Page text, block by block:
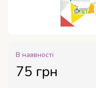
В наявності
75 грн